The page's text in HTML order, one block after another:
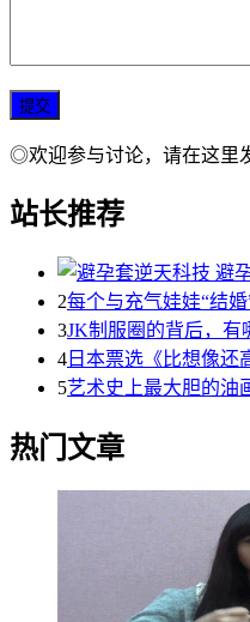
◎欢迎参与讨论，请在这里
站长推荐
2每个与充气娃娃“结
3JK制服圈的背后，有
4 日本票选《比想像还
5艺术史上最大胆的油
热门文章